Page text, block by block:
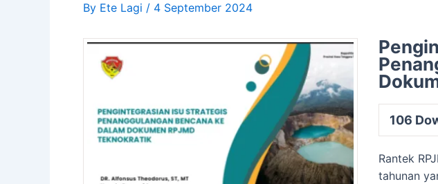
By Ete Lagi / 4 September 2024
106
Rantek
tahunan